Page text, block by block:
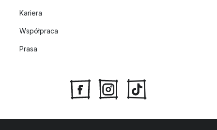
Kariera
Współpraca
Prasa